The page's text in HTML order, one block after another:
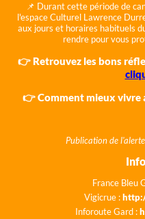
📌 Durant cette période de
l'espace Culturel Lawrence
aux jours et horaires habituels
rendre pour vous
👉 Retrouvez les bons
👉 Comment mieux vivre
Publication de
France Bleu
Vigicrue :
Inforoute Gard :